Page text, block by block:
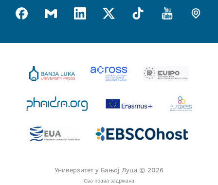
Универзитет у Бањој Луци © 2026
Сва права задржана